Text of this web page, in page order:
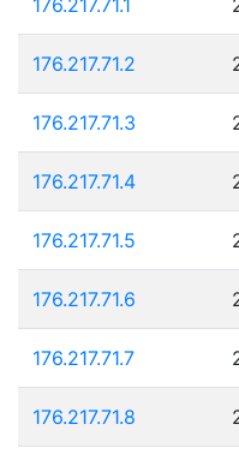
176.217.71.2
176.217.71.3
176.217.71.4
176.217.71.5
176.217.71.6
176.217.71.7
176.217.71.8